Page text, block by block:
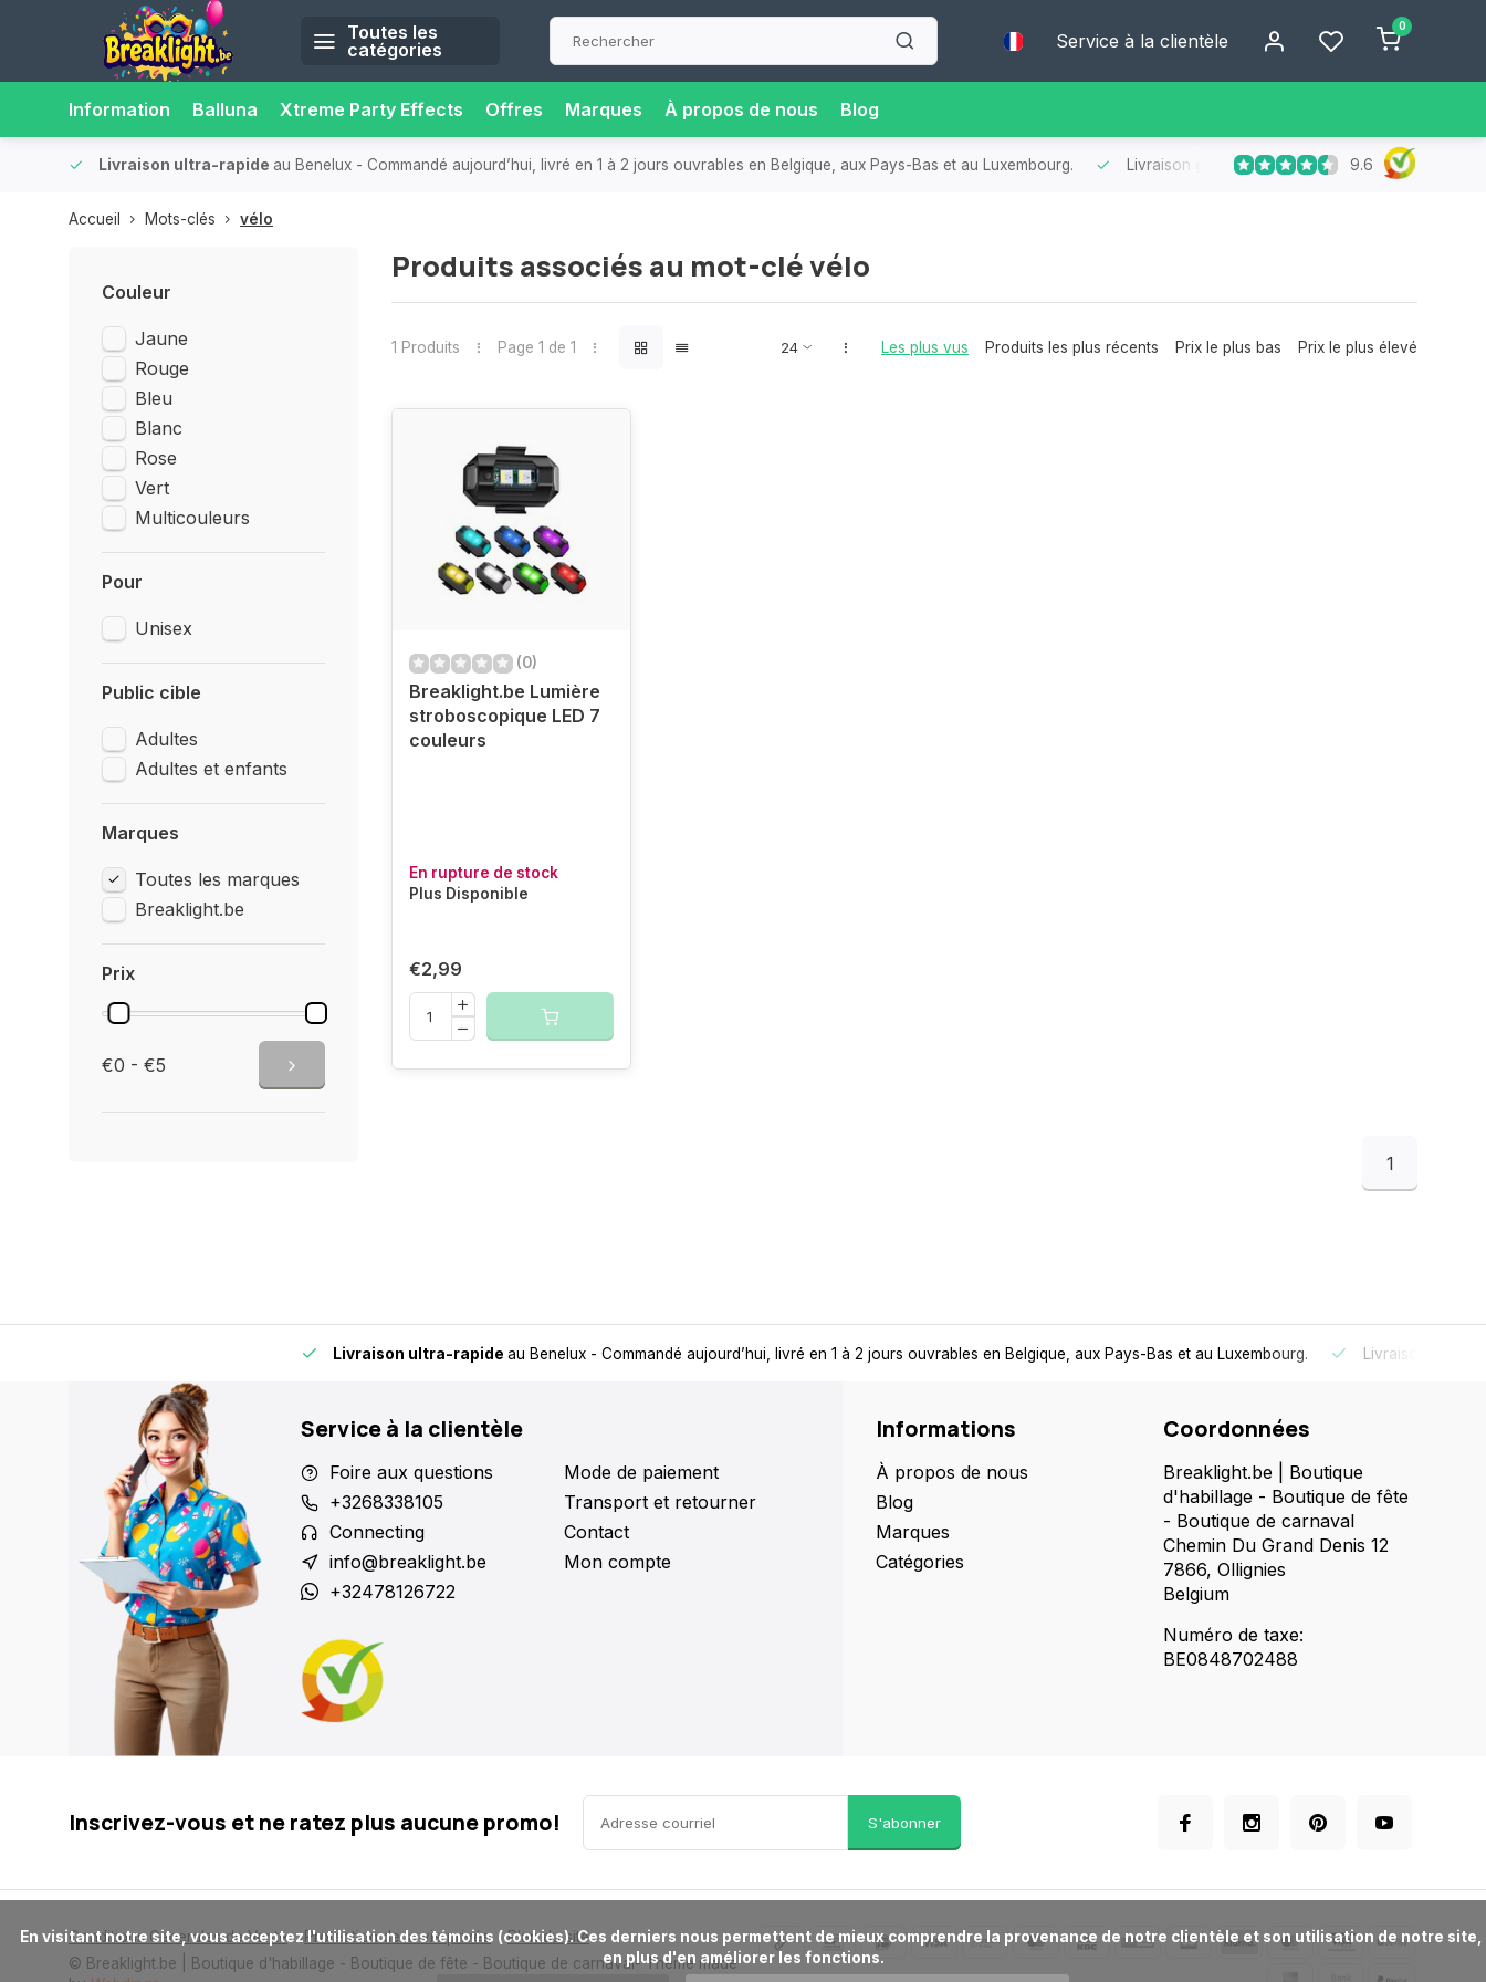
Toutes les
catégories
Service à la clientèle
0
Information Balluna Xtreme Party Effects Offres Marques À propos de nous Blog
Livraison ultra-rapide au Benelux - Commandé aujourd’hui, livré en 1 à 2 jours ouvrables en Belgique, aux Pays-Bas et au Luxembourg. Livraison gratuitedès 75 € d’achat- Profitez de
9.6
Accueil Mots-clés vélo
Couleur
Jaune
Rouge
Bleu
Blanc
Rose
Vert
Multicouleurs
Pour
Unisex
Public cible
Adultes
Adultes et enfants
Marques
Toutes les marques
Breaklight.be
Prix
€0 - €5
Produits associés au mot-clé vélo
1 Produits Page 1 de 1 Les plus vus Produits les plus récents Prix le plus bas Prix le plus élevé
(0)
Breaklight.be Lumière
stroboscopique LED 7
couleurs
En rupture de stock
Plus Disponible
€2,99
1
Livraison ultra-rapide au Benelux - Commandé aujourd’hui, livré en 1 à 2 jours ouvrables en Belgique, aux Pays-Bas et au Luxembourg. Livraison
Service à la clientèle
Foire aux questions
+3268338105
Connecting
info@breaklight.be
+32478126722
Mode de paiement
Transport et retourner
Contact
Mon compte
Informations
À propos de nous
Blog
Marques
Catégories
Coordonnées
Breaklight.be | Boutique
d'habillage - Boutique de fête
- Boutique de carnaval
Chemin Du Grand Denis 12
7866, Ollignies
Belgium
Numéro de taxe:
BE0848702488
Inscrivez-vous et ne ratez plus aucune promo! S'abonner
Conditions Generales de Vente Protection de la vie privée
Plan du site
© Breaklight.be | Boutique d'habillage - Boutique de fête - Boutique de carnaval- Theme made
en plus d'en améliorer les fonctions.